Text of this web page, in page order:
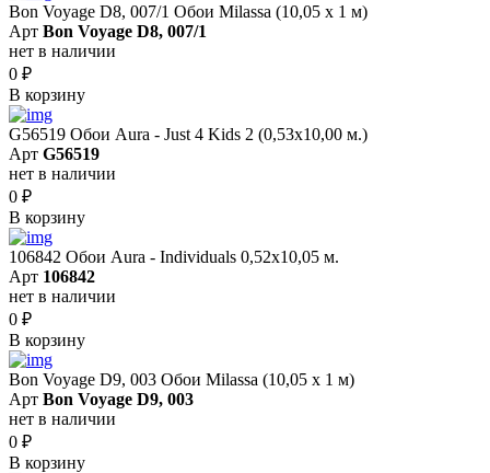
Bon Voyage D8, 007/1 Обои Milassa (10,05 х 1 м)
Арт Bon Voyage D8, 007/1
нет в наличии
0 ₽
В корзину
G56519 Обои Aura - Just 4 Kids 2 (0,53х10,00 м.)
Арт G56519
нет в наличии
0 ₽
В корзину
106842 Обои Aura - Individuals 0,52х10,05 м.
Арт 106842
нет в наличии
0 ₽
В корзину
Bon Voyage D9, 003 Обои Milassa (10,05 х 1 м)
Арт Bon Voyage D9, 003
нет в наличии
0 ₽
В корзину